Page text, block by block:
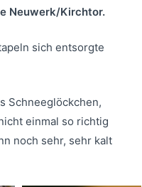
Neuwerk/Kirchtor.
sich entsorgte
Schneeglöckchen,
einmal so richtig
noch sehr, sehr kalt